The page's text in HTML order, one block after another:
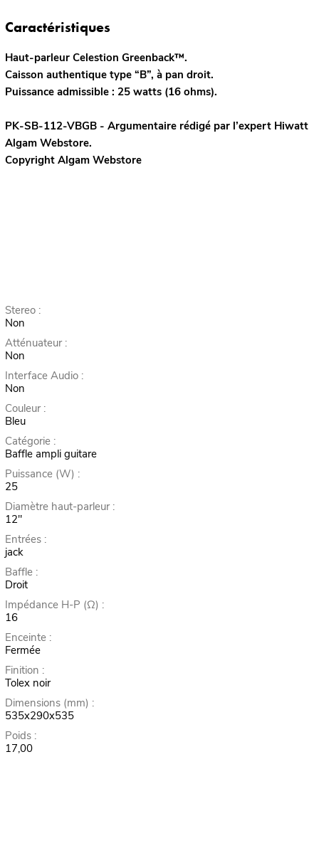
Caractéristiques
Haut-parleur Celestion Greenback™.
Caisson authentique type “B”, à pan droit.
Puissance admissible : 25 watts (16 ohms).
PK-SB-112-VBGB - Argumentaire rédigé par l’expert Hiwatt
Algam Webstore.
Copyright Algam Webstore
Stereo :
Non
Atténuateur :
Non
Interface Audio :
Non
Couleur :
Bleu
Catégorie :
Baffle ampli guitare
Puissance (W) :
25
Diamètre haut-parleur :
12"
Entrées :
jack
Baffle :
Droit
Impédance H-P (Ω) :
16
Enceinte :
Fermée
Finition :
Tolex noir
Dimensions (mm) :
535x290x535
Poids :
17,00